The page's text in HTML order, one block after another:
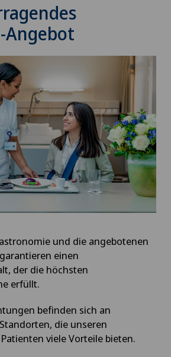
und die angebotenen
einen
der die höchsten
erfüllt.
befinden sich an
die unseren
viele Vorteile bieten.